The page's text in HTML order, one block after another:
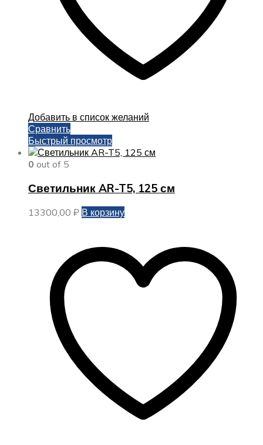
Добавить в список желаний
Сравнить
Быстрый просмотр
0 out of 5
Светильник AR-T5, 125 см
13300,00 ₽ В корзину